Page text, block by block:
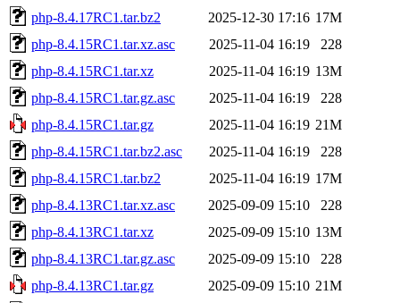
php-8.4.17RC1.tar.bz2
2025-12-30 17:16 17M
php-8.4.15RC1.tar.xz.asc
2025-11-04 16:19
228
php-8.4.15RC1.tar.xz
2025-11-04 16:19 13M
php-8.4.15RC1.tar.gz.asc
2025-11-04 16:19
228
php-8.4.15RC1.tar.gz
2025-11-04 16:19 21M
php-8.4.15RC1.tar.bz2.asc
2025-11-04 16:19
228
php-8.4.15RC1.tar.bz2
2025-11-04 16:19 17M
php-8.4.13RC1.tar.xz.asc
2025-09-09 15:10
228
php-8.4.13RC1.tar.xz
2025-09-09 15:10 13M
php-8.4.13RC1.tar.gz.asc
2025-09-09 15:10
228
php-8.4.13RC1.tar.gz
2025-09-09 15:10 21M